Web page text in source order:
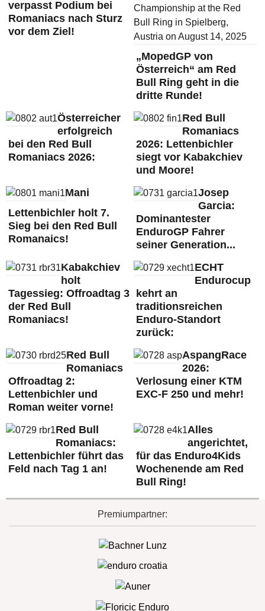
verpasst Podium bei
Romaniacs nach Sturz
vor dem Ziel!
„MopedGP von
Österreich“ am Red
Bull Ring geht in die
dritte Runde!
Österreicher
erfolgreich
bei den Red Bull
Romaniacs 2026:
Red Bull
Romaniacs
2026: Lettenbichler
siegt vor Kabakchiev
und Moore!
Mani
Lettenbichler holt 7.
Sieg bei den Red Bull
Romanaics!
Josep
Garcia:
Dominantester
EnduroGP Fahrer
seiner Generation...
Kabakchiev
holt
Tagessieg: Offroadtag 3
der Red Bull
Romaniacs!
ECHT
Endurocup
kehrt an
traditionsreichen
Enduro-Standort
zurück:
Red Bull
Romaniacs
Offroadtag 2:
Lettenbichler und
Roman weiter vorne!
AspangRace
2026:
Verlosung einer KTM
EXC-F 250 und mehr!
Red Bull
Romaniacs:
Lettenbichler führt das
Feld nach Tag 1 an!
Alles
angerichtet,
für das Enduro4Kids
Wochenende am Red
Bull Ring!
Premiumpartner: